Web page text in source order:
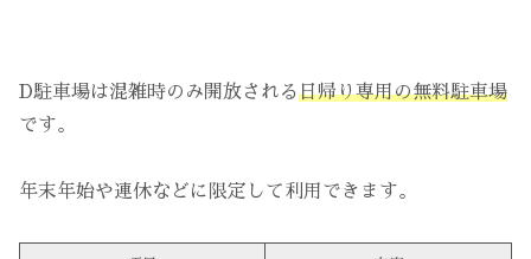
D駐車場は混雑時のみ開放される日帰り専用の無料駐車場
です。
年末年始や連休などに限定して利用できます。